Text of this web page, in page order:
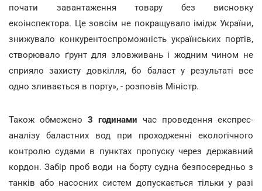
почати завантаження товару без висновку
екоінспектора. Це зовсім не покращувало імідж України,
знижувало конкурентоспроможність українських портів,
створювало ґрунт для зловживань і жодним чином не
сприяло захисту довкілля, бо баласт у результаті все
одно зливається в порту», - розповів Міністр.
Також обмежено 3 годинами час проведення експрес-
аналізу баластних вод при проходженні екологічного
контролю судами в пунктах пропуску через державний
кордон. Забір проб води на борту судна безпосередньо з
танків або насосних систем допускається тільки у разі